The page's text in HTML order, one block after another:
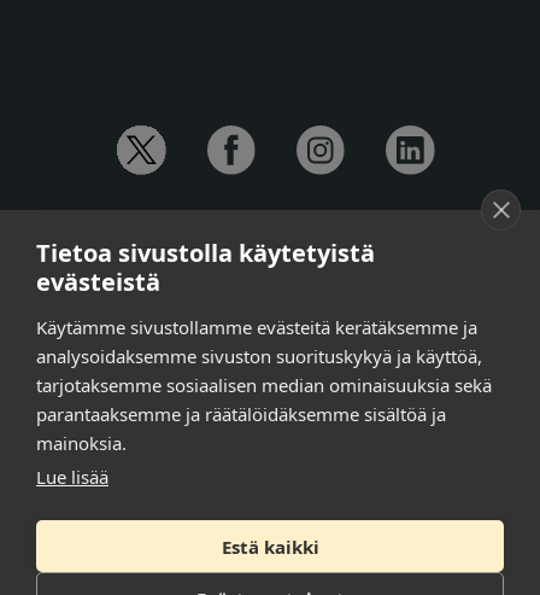
Anna-Mari Jaanu, kehittämispäällikkö,
puh. +358 50 572 4620
Henna Honkalo,
viestintäpäällikkö,
puh. +358 50 479 6618
Ilari Raiski, viestintä- ja tapahtumakoordinaattori,
puh. +358 45 130 3832
Susanna Laasio,
tarkeissatoissa[a]kt.fi
Tilaa uutiskirje
Tietoa sivustolla käytetyistä
evästeistä
Käytämme sivustollamme evästeitä kerätäksemme ja
analysoidaksemme sivuston suorituskykyä ja käyttöä,
tarjotaksemme sosiaalisen median ominaisuuksia sekä
parantaaksemme ja räätälöidäksemme sisältöä ja
mainoksia.
Lue lisää
Estä kaikki